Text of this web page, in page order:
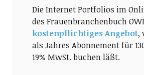
Die Internet Portfolios im
des Frauenbranchenbuch
kostenpflichtiges Angebot,
als Jahres Abonnement für
19% MwSt. buchen läßt.